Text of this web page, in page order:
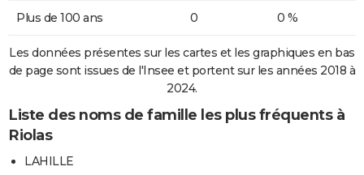
Plus de 100 ans 0 0 %
Les données présentes sur les cartes et les graphiques en bas
de page sont issues de l'Insee et portent sur les années 2018 à
2024.
Liste des noms de famille les plus fréquents à
Riolas
LAHILLE